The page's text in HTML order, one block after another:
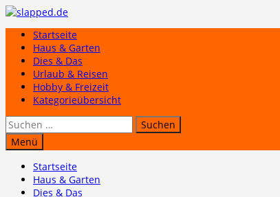
Zum
springenStartseite
Haus & Garten
Dies & Das
Urlaub & Reisen
Hobby & Freizeit
Kategorieübersicht
Suchen
nach:
Menü
Startseite
Haus & Garten
Dies & Das